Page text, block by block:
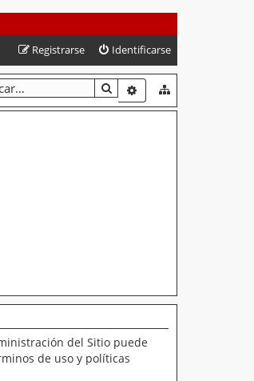
Identificarse
Registrarse
BUSCARBÚSQUEDA
del Sitio puede
de uso y políticas